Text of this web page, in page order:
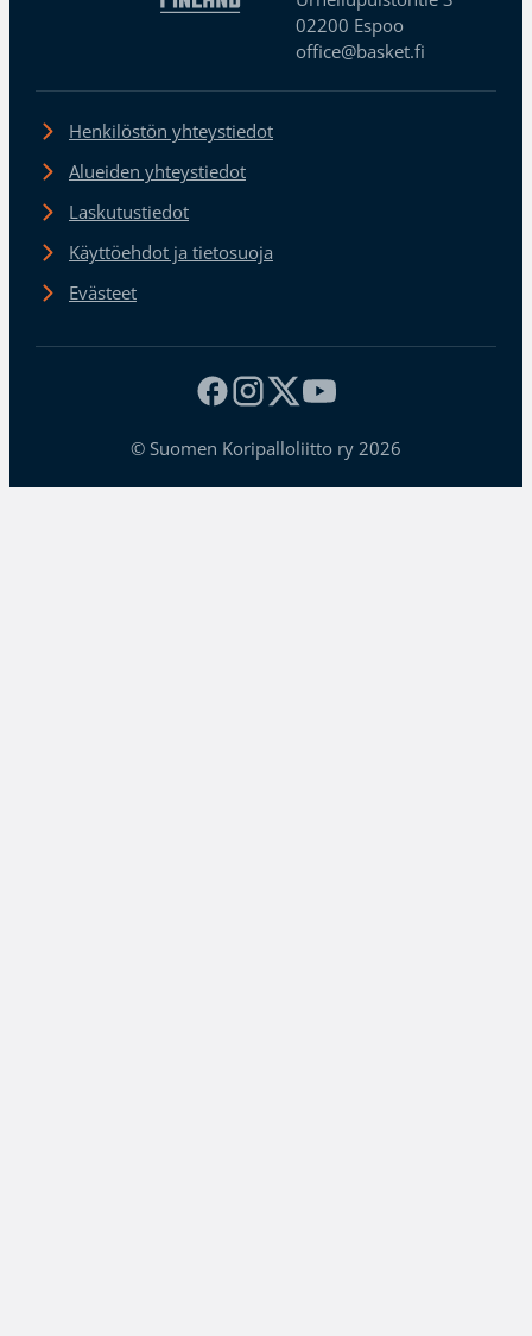
02200 Espoo
office@basket.fi
Henkilöstön yhteystiedot
Alueiden yhteystiedot
Laskutustiedot
Käyttöehdot ja tietosuoja
Evästeet
© Suomen Koripalloliitto ry 2026